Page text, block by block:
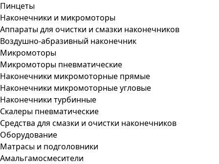
Пинцеты
Наконечники и микромоторы
Аппараты для очистки и смазки наконечников
Воздушно-абразивный наконечник
Микромоторы
Микромоторы пневматические
Наконечники микромоторные прямые
Наконечники микромоторные угловые
Наконечники турбинные
Скалеры пневматические
Средства для смазки и очистки наконечников
Оборудование
Матрасы и подголовники
Амальгамосмесители